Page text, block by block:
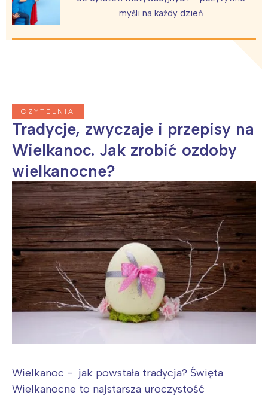
myśli na każdy dzień
CZYTELNIA
Tradycje, zwyczaje i przepisy na
Wielkanoc. Jak zrobić ozdoby
wielkanocne?
Wielkanoc - jak powstała tradycja? Święta
Wielkanocne to najstarsza uroczystość
Warszawa
Łódź
Trójmiasto
Poznań
Wrocław
Śląsk
Kraków
Północ
Wszystkie
Wybieram